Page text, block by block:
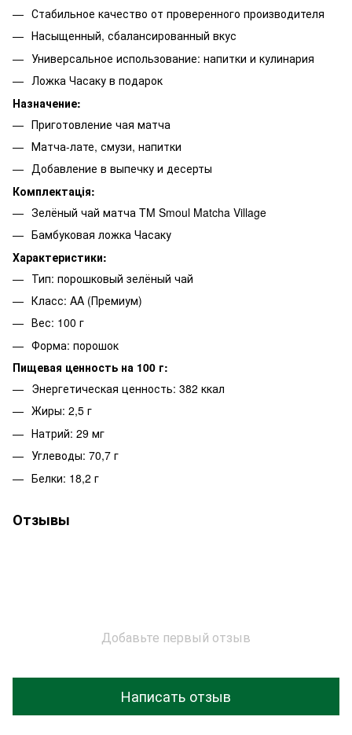
Стабильное качество от проверенного производителя
Насыщенный, сбалансированный вкус
Универсальное использование: напитки и кулинария
Ложка Часаку в подарок
Назначение:
Приготовление чая матча
Матча-лате, смузи, напитки
Добавление в выпечку и десерты
Комплектація:
Зелёный чай матча TM Smoul Matcha Village
Бамбуковая ложка Часаку
Характеристики:
Тип: порошковый зелёный чай
Класс: AA (Премиум)
Вес: 100 г
Форма: порошок
Пищевая ценность на 100 г:
Энергетическая ценность: 382 ккал
Жиры: 2,5 г
Натрий: 29 мг
Углеводы: 70,7 г
Белки: 18,2 г
Отзывы
Добавьте первый отзыв
Написать отзыв